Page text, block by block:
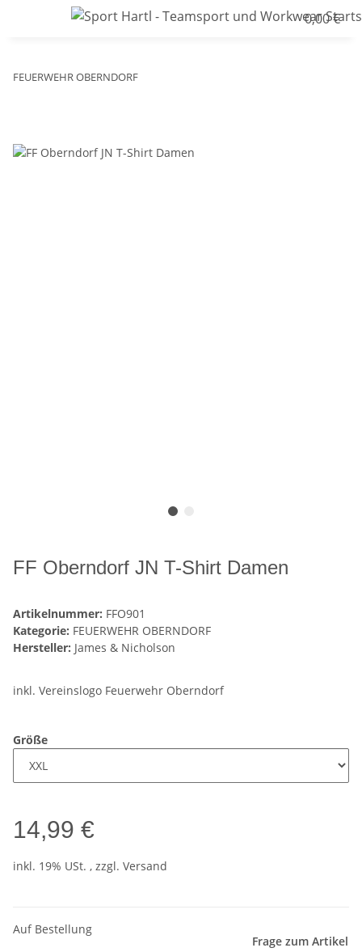
0,00 €
FEUERWEHR OBERNDORF
FF Oberndorf JN T-Shirt Damen
Artikelnummer: FFO901
Kategorie: FEUERWEHR OBERNDORF
Hersteller: James & Nicholson
inkl. Vereinslogo Feuerwehr Oberndorf
Größe
14,99 €
inkl. 19% USt. , zzgl. Versand
Auf Bestellung
Frage zum Artikel